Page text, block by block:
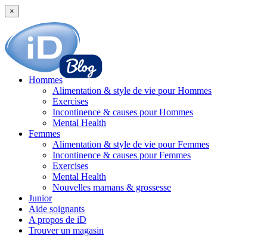
×
Hommes
Alimentation & style de vie pour Hommes
Exercises
Incontinence & causes pour Hommes
Mental Health
Femmes
Alimentation & style de vie pour Femmes
Incontinence & causes pour Femmes
Exercises
Mental Health
Nouvelles mamans & grossesse
Junior
Aide soignants
A propos de iD
Trouver un magasin